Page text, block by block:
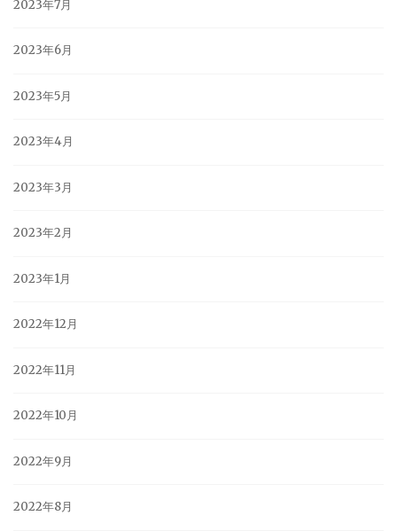
2023年7月
2023年6月
2023年5月
2023年4月
2023年3月
2023年2月
2023年1月
2022年12月
2022年11月
2022年10月
2022年9月
2022年8月